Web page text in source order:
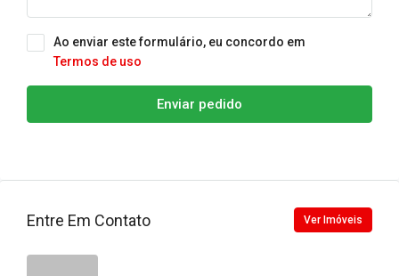
Ao enviar este formulário, eu concordo em
Termos de uso
Enviar pedido
Entre Em Contato Ver Imóveis